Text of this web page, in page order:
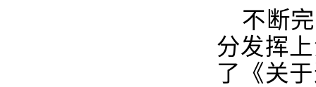
不断
分发挥
了《关